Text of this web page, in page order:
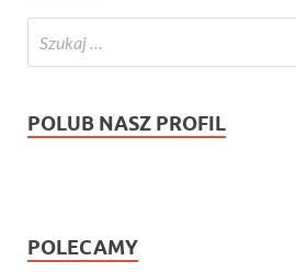
POLUB NASZ PROFIL
POLECAMY